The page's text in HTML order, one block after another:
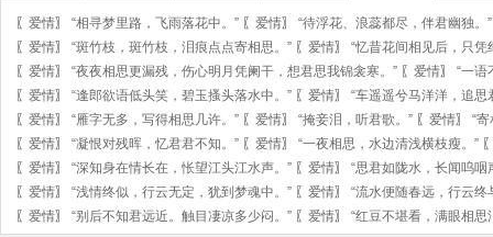
〖 爱情〗 “相寻梦里路，飞雨落花中。” 〖 爱情〗 “待浮花、浪蕊都尽，伴君幽独。”
〖 爱情〗 “斑竹枝，斑竹枝，泪痕点点寄相思。” 〖 爱情〗 “忆昔花间相见后，只凭
〖 爱情〗 “夜夜相思更漏残，伤心明月凭阑干，想君思我锦衾寒。” 〖 爱情〗 “一语
〖 爱情〗 “逢郎欲语低头笑，碧玉搔头落水中。” 〖 爱情〗 “车遥遥兮马洋洋，追思
〖 爱情〗 “雁字无多，写得相思几许。” 〖 爱情〗 “掩妾泪，听君歌。” 〖 爱情〗 “
〖 爱情〗 “凝恨对残晖，忆君君不知。” 〖 爱情〗 “一夜相思，水边清浅横枝瘦。”
〖 爱情〗 “深知身在情长在，怅望江头江水声。” 〖 爱情〗 “思君如陇水，长闻呜咽
〖 爱情〗 “浅情终似，行云无定，犹到梦魂中。” 〖 爱情〗 “流水便随春远，行云终
〖 爱情〗 “别后不知君远近。触目凄凉多少闷。” 〖 爱情〗 “红豆不堪看，满眼相思